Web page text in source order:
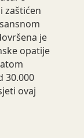
zaštićen
je
opatije
30.000
ovaj